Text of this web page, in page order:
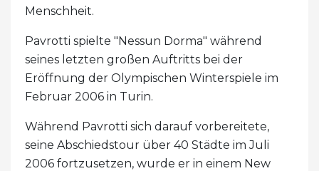
Menschheit.
Pavrotti spielte "Nessun Dorma" während
seines letzten großen Auftritts bei der
Eröffnung der Olympischen Winterspiele im
Februar 2006 in Turin.
Während Pavrotti sich darauf vorbereitete,
seine Abschiedstour über 40 Städte im Juli
2006 fortzusetzen, wurde er in einem New